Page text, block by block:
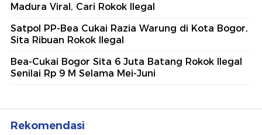
Madura Viral, Cari Rokok Ilegal
Satpol PP-Bea Cukai Razia Warung di Kota Bogor,
Sita Ribuan Rokok Ilegal
Bea-Cukai Bogor Sita 6 Juta Batang Rokok Ilegal
Senilai Rp 9 M Selama Mei-Juni
Rekomendasi